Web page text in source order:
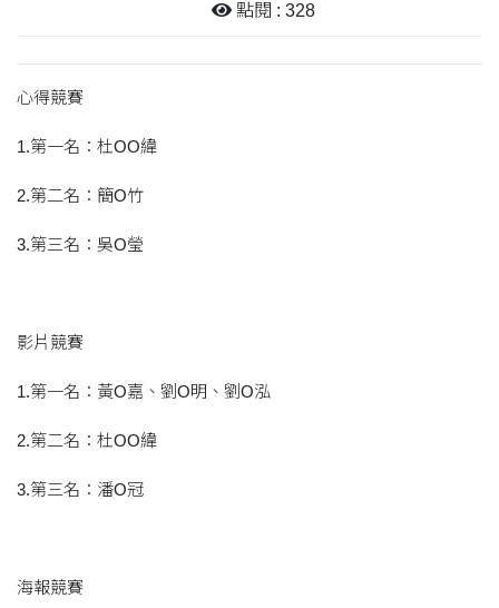
點閱 : 328
心得競賽
1.第一名：杜OO緯
2.第二名：簡O竹
3.第三名：吳O瑩
影片競賽
1.第一名：黃O嘉、劉O明、劉O泓
2.第二名：杜OO緯
3.第三名：潘O冠
海報競賽